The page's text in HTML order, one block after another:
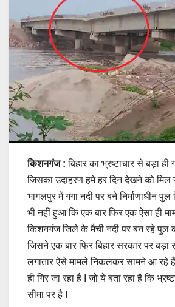
किशनगंज : बिहार का भ्रष्टाचार से बड़ा ही
जिसका उदाहरण हमे हर दिन देखने को मिल
भागलपुर में गंगा नदी पर बने निर्माणाधीन पुल
भी नहीं हुआ कि एक बार फिर एक ऐसा ही
किशनगंज जिले के मैची नदी पर बन रहे पुल
जिसने एक बार फिर बिहार सरकार पर बड़ा
लगातार ऐसे मामले निकलकर सामने आ रहे
ही गिर जा रहा है I जो ये बता रहा है कि
सीमा पर है I